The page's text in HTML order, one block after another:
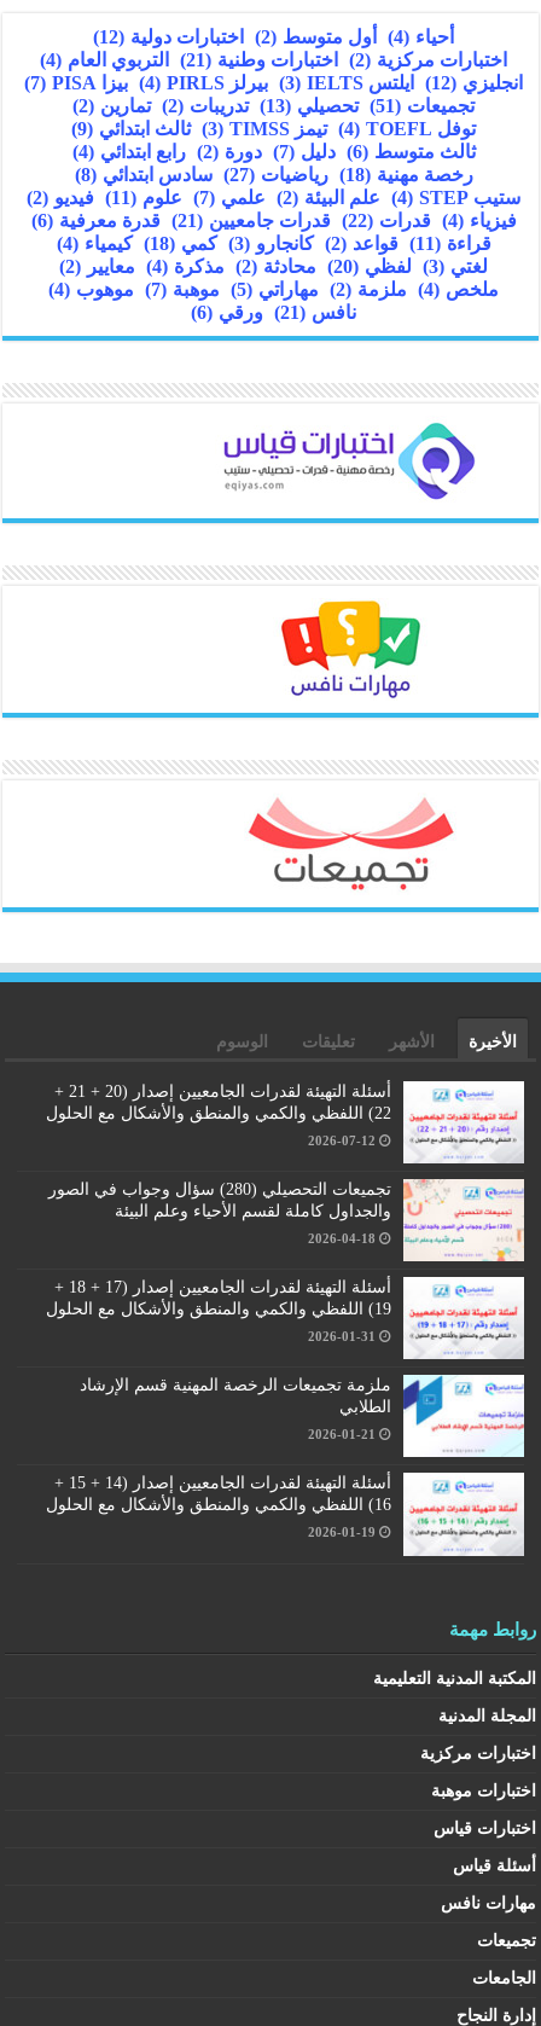
أحياء (4) أول متوسط (2) اختبارات دولية (12)
اختبارات مركزية (2) اختبارات وطنية (21) التربوي العام (4)
انجليزي (12) ايلتس IELTS (3) بيرلز PIRLS (4) بيزا PISA
(7)
تجميعات (51) تحصيلي (13) تدريبات (2) تمارين (2)
توفل TOEFL
(4) تيمز TIMSS (3) ثالث ابتدائي (9)
ثالث متوسط (6) دليل (7) دورة (2) رابع ابتدائي (4)
رخصة مهنية (18) رياضيات (27) سادس ابتدائي (8)
ستيب STEP
(4) علم البيئة (2) علمي (7) علوم (11) فيديو (2)
فيزياء (4) قدرات (22) قدرات جامعيين (21) قدرة معرفية (6)
قراءة (11) قواعد (2) كانجارو (3) كمي (18) كيمياء (4)
لغتي (3) لفظي (20) محادثة (2) مذكرة (4) معايير (2)
ملخص (4) ملزمة (2) مهاراتي (5) موهبة (7) موهوب (4)
نافس (21) ورقي (6)
الأخيرة الأشهر تعليقات الوسوم
أسئلة التهيئة لقدرات الجامعيين إصدار (20 + 21 +
22) اللفظي والكمي والمنطق والأشكال مع الحلول
2026-07-12
تجميعات التحصيلي (280) سؤال وجواب في الصور
والجداول كاملة لقسم الأحياء وعلم البيئة
2026-04-18
أسئلة التهيئة لقدرات الجامعيين إصدار (17 + 18 +
19) اللفظي والكمي والمنطق والأشكال مع الحلول
2026-01-31
ملزمة تجميعات الرخصة المهنية قسم الإرشاد
الطلابي
2026-01-21
أسئلة التهيئة لقدرات الجامعيين إصدار (14 + 15 +
16) اللفظي والكمي والمنطق والأشكال مع الحلول
2026-01-19
روابط مهمة
المكتبة المدنية التعليمية
المجلة المدنية
اختبارات مركزية
اختبارات موهبة
اختبارات قياس
أسئلة قياس
مهارات نافس
تجميعات
الجامعات
إدارة النجاح